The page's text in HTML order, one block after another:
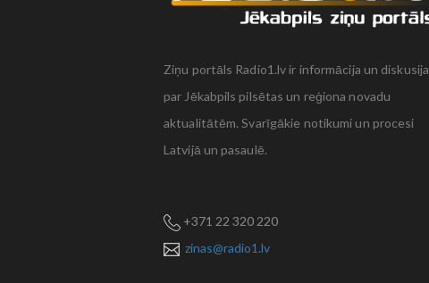
Ziņu portāls Radio1.lv ir informācija un diskusija
par Jēkabpils pilsētas un reģiona novadu
aktualitātēm. Svarīgākie notikumi un procesi
Latvijā un pasaulē.
+371 22 320 220
zinas@radio1.lv